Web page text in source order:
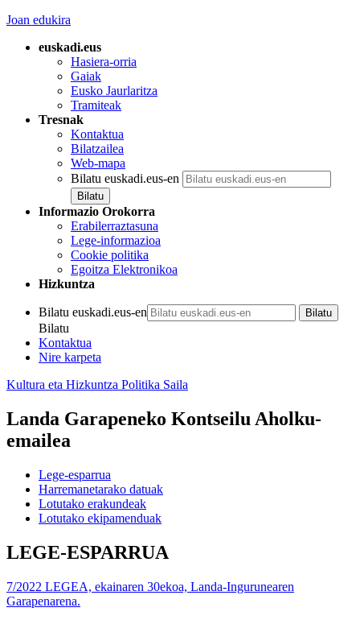
Joan edukira
euskadi.eus
Hasiera-orria
Gaiak
Eusko Jaurlaritza
Tramiteak
Tresnak
Kontaktua
Bilatzailea
Web-mapa
Bilatu euskadi.eus-en
Informazio Orokorra
Erabilerraztasuna
Lege-informazioa
Cookie politika
Egoitza Elektronikoa
Hizkuntza
Bilatu euskadi.eus-en
Bilatu
Kontaktua
Nire karpeta
Kultura eta Hizkuntza Politika Saila
Landa Garapeneko Kontseilu Aholku-
emailea
Lege-esparrua
Harremanetarako datuak
Lotutako erakundeak
Lotutako ekipamenduak
LEGE-ESPARRUA
7/2022 LEGEA, ekainaren 30ekoa, Landa-Ingurunearen
Garapenarena.